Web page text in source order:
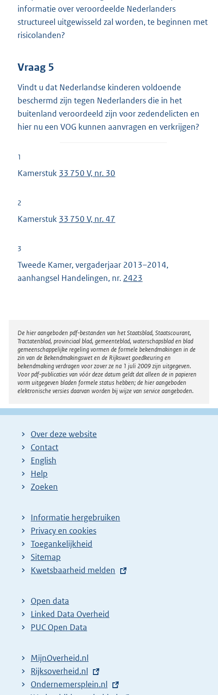
informatie over veroordeelde Nederlanders
structureel uitgewisseld zal worden, te beginnen met
risicolanden?
Vraag 5
Vindt u dat Nederlandse kinderen voldoende
beschermd zijn tegen Nederlanders die in het
buitenland veroordeeld zijn voor zedendelicten en
hier nu een VOG kunnen aanvragen en verkrijgen?
1
Kamerstuk 33 750 V, nr. 30
2
Kamerstuk 33 750 V, nr. 47
3
Tweede Kamer, vergaderjaar 2013–2014,
aanhangsel Handelingen, nr. 2423
Disclaimer
De hier aangeboden pdf-bestanden van het Staatsblad, Staatscourant,
Tractatenblad, provinciaal blad, gemeenteblad, waterschapsblad en blad
gemeenschappelijke regeling vormen de formele bekendmakingen in de
zin van de Bekendmakingswet en de Rijkswet goedkeuring en
bekendmaking verdragen voor zover ze na 1 juli 2009 zijn uitgegeven.
Voor pdf-publicaties van vóór deze datum geldt dat alleen de in papieren
vorm uitgegeven bladen formele status hebben; de hier aangeboden
elektronische versies daarvan worden bij wijze van service aangeboden.
Over deze website
Contact
English
Help
Zoeken
Informatie hergebruiken
Privacy en cookies
Toegankelijkheid
Sitemap
E
t
e
r
l
i
n
Kwetsbaarheid melden
Open data
Linked Data Overheid
PUC Open Data
MijnOverheid.nl
E
x
Rijksoverheid.nl
E
Ondernemersplein.nl